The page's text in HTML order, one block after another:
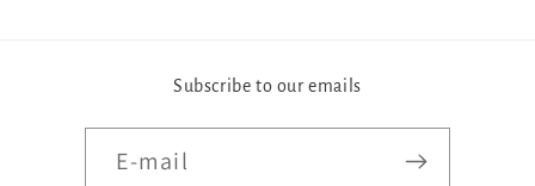
Subscribe to our emails
E‑mail